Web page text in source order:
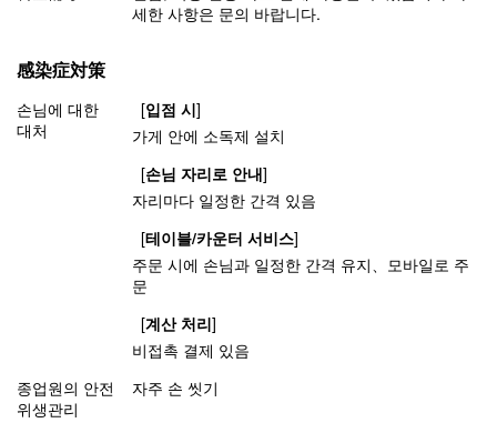
세한 사항은 문의 바랍니다.
感染症対策
손님에 대한
대처
[입점 시]
가게 안에 소독제 설치
[손님 자리로 안내]
자리마다 일정한 간격 있음
[테이블/카운터 서비스]
주문 시에 손님과 일정한 간격 유지
모바일로 주
문
[계산 처리]
비접촉 결제 있음
종업원의 안전
위생관리
자주 손 씻기